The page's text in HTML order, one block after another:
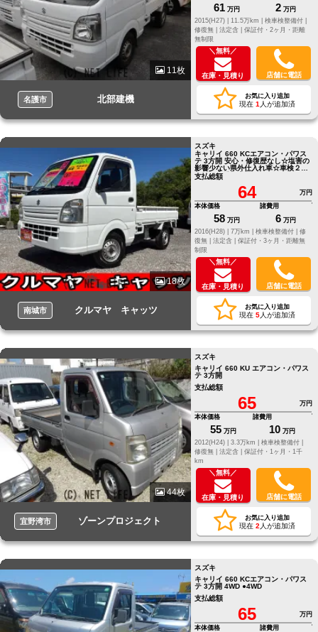
11枚
名護市 北部建機
61 万円 2 万円
2015(H27) |
11.5万km |
検車検整備付 |
修復無 | 法定含 | 保証付・2ヶ月・距離
無制限
＼無料／
在庫・見積り 店舗に電話
お気に入り追加
現在 1 人が追加済
18枚
南城市 クルマヤ キャッツ
スズキ
キャリイ 660 KCエアコン・パワス
テ 3方開 安心・修復歴なし☆塩害の
影響少ない県外仕入れ車☆車検２ヵ
年付き☆総額表示
支払総額
64
万円
本体価格
58 万円
諸費用
6 万円
2016(H28) |
7万km | 検車検整備付 | 修
復無 | 法定含 | 保証付・3ヶ月・距離無
制限
＼無料／
在庫・見積り 店舗に電話
お気に入り追加
現在 5人が追加済
44枚
宜野湾市 ゾーンプロジェクト
スズキ
キャリイ 660 KU エアコン・パワス
テ 3方開
支払総額
65
万円
本体価格
55 万円
諸費用
10 万円
2012(H24) |
3.3万km |
検車検整備付 |
修復無 | 法定含 | 保証付・1ヶ月・1千
km
＼無料／
在庫・見積り 店舗に電話
お気に入り追加
現在 2 人が追加済
スズキ
キャリイ 660 KCエアコン・パワス
テ 3方開 4WD ●4WD
支払総額
65
万円
本体価格
諸費用